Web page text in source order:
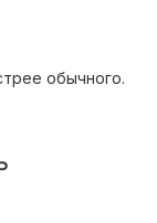
обычного.